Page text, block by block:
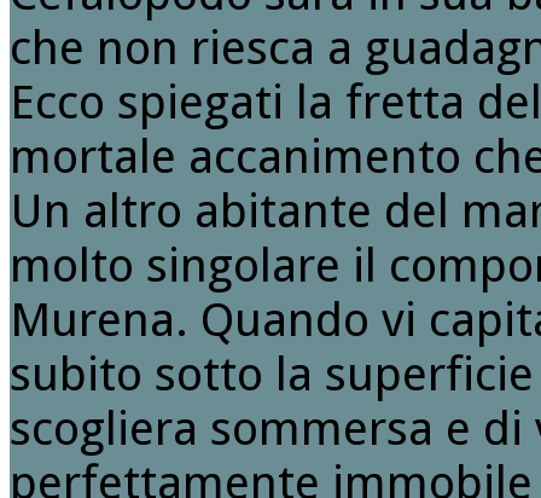
che non riesca a
Ecco spiegati la fretta
mortale accanimento
Un altro abitante del
molto singolare il
Murena. Quando vi
subito sotto la
scogliera sommersa e
perfettamente immobile